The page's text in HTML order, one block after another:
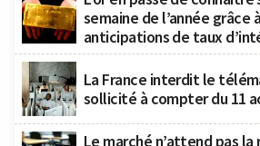
semaine de l’année grâce
anticipations de taux
La France interdit le
sollicité à compter du 11
Le marché n’attend pas